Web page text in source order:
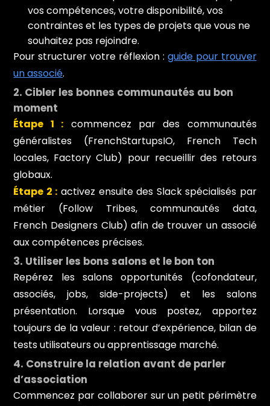
vos compétences, votre disponibilité, vos
contraintes et les types de projets que vous ne
souhaitez pas rejoindre.
Pour structurer votre réflexion : guide pour trouver
un associé.
2. Cibler les bonnes communautés au bon
moment
Étape 1 : commencez par des communautés
généralistes (FrenchStartupsIO, French Tech
locales, Factory Club) pour recueillir des retours
globaux.
Étape 2 : activez ensuite des Slack spécialisés par
métier (Follow Tribes, communautés data,
French Designers Club) afin de trouver un associé
aux compétences précises.
3. Utiliser les bons salons et le bon ton
Repérez les salons opportunités (cofondateur,
associés, jobs, side-projects) et les salons
présentation. Lorsque vous postez, apportez
toujours de la valeur : retour d’expérience, bilan de
tests utilisateurs ou apprentissage marché.
4. Construire la relation avant de parler
d’association
Commencez par collaborer sur un petit périmètre